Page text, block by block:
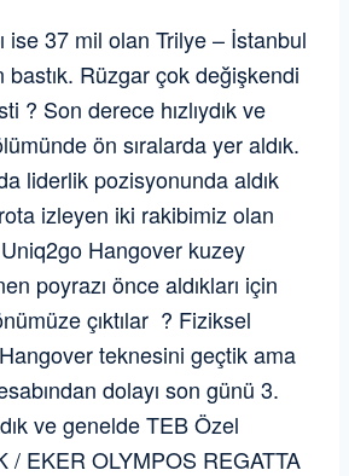
ise 37 mil olan Trilye – İstanbul
bastık. Rüzgar çok değişkendi
? Son derece hızlıydık ve
ön sıralarda yer aldık.
liderlik pozisyonunda aldık
izleyen iki rakibimiz olan
Hangover kuzey
poyrazı önce aldıkları için
çıktılar ? Fiziksel
teknesini geçtik ama
dolayı son günü 3.
ve genelde TEB Özel
/ EKER OLYMPOS REGATTA